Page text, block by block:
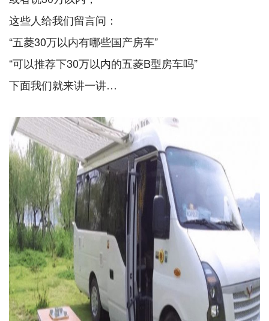
这些人给我们留言问：
“五菱30万以内有哪些国产房车”
“可以推荐下30万以内的五菱B型房车吗”
下面我们就来讲一讲…